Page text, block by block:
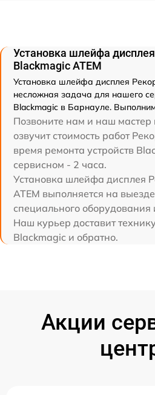
Установка шлейфа
Blackmagic ATEM
Установка шлейфа дисплея
несложная задача для нашего
Blackmagic в Барнауле.
Позвоните нам и наш мастер
озвучит стоимость работ
время ремонта устройств
сервисном - 2 часа.
Установка шлейфа дисплея
ATEM выполняется на
специального оборудования
Наш курьер доставит
Blackmagic и обратно.
Акции